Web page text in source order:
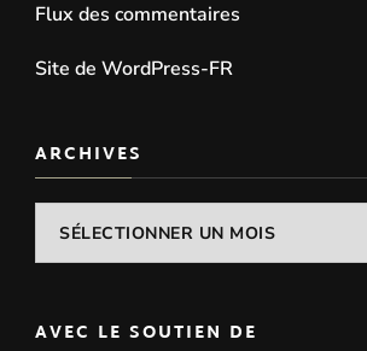
Flux des commentaires
Site de WordPress-FR
ARCHIVES
Archives
AVEC LE SOUTIEN DE